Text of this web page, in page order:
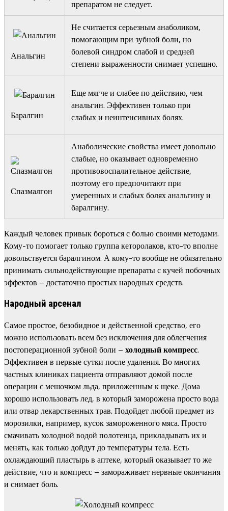
препаратом не следует.
Анальгин
Не считается серьезным анаболиком,
помогающим при зубной боли, но
болевой синдром слабой и средней
степени выраженности снимает успешно.
Баралгин
Еще мягче и слабее по действию, чем
анальгин. Эффективен только при
слабых и неинтенсивных болях.
Спазмалгон
Анаболические свойства имеет довольно
слабые, но оказывает одновременно
противовоспалительное действие,
поэтому его предпочитают при
умеренных и слабых болях анальгину и
баралгину.
Каждый человек привык бороться с болью своими методами.
Кому-то помогает только группа кеторолаков, кто-то вполне
довольствуется баралгином. А кому-то вообще не обязательно
принимать сильнодействующие препараты с кучей побочных
эффектов – достаточно простых народных средств.
Народный арсенал
Самое простое, безобидное и действенной средство, его
можно использовать всем без исключения для облегчения
постоперационной зубной боли – холодный компресс.
Эффективен в первые сутки после удаления. Во многих
частных клиниках пациента отправляют домой после
операции с мешочком льда, приложенным к щеке. Дома
хорошо использовать лед, в который заморожена просто вода
или отвар лекарственных трав. Подойдет любой предмет из
морозилки, например, кусок замороженного мяса. Просто
смачивать холодной водой полотенца, прикладывать их и
менять, как только дойдут до температуры тела. Есть
охлаждающий пластырь в аптеке, который оказывает то же
действие, что и компресс – замораживает нервные окончания
и снимает боль.